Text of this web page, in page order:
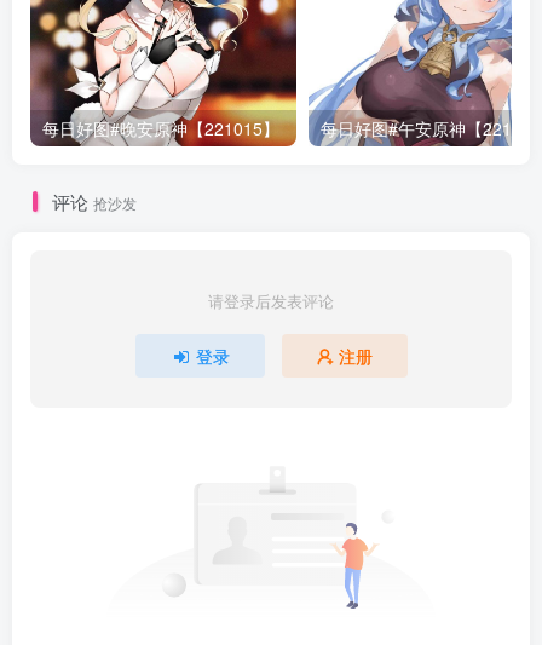
每日好图#晚安原神【221015】 每日好图#午安原神【
评论 抢沙发
请登录后发表评论
登录 注册